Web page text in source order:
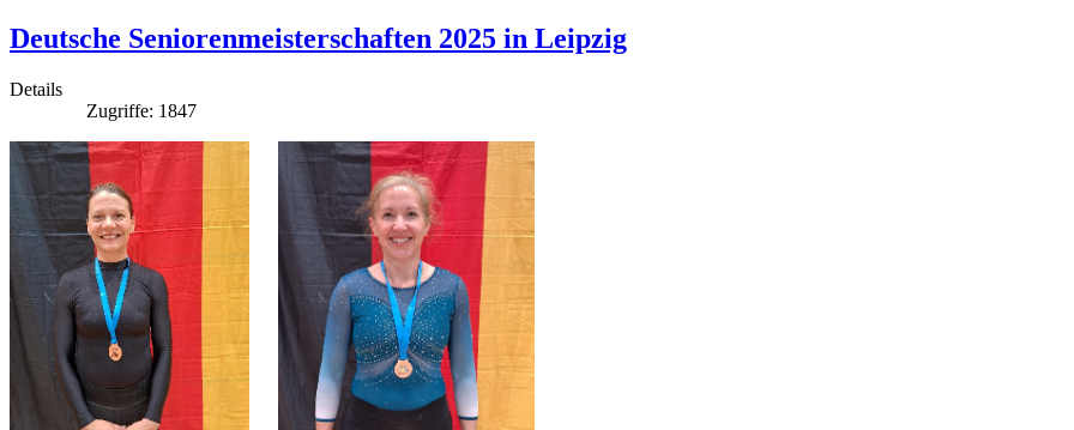
Deutsche Seniorenmeisterschaften 2025 in Leipzig
Details
Zugriffe: 1847